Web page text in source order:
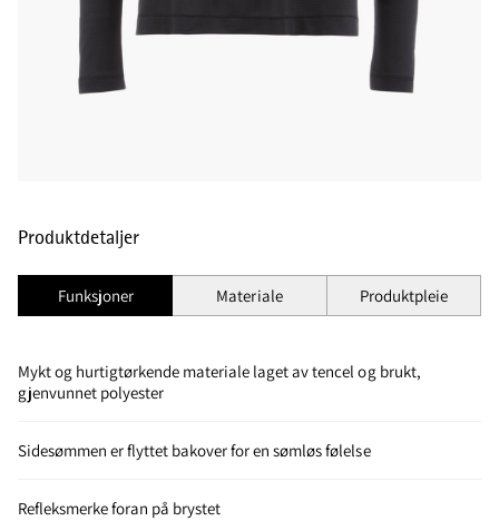
Produktdetaljer
Funksjoner Materiale Produktpleie
Mykt og hurtigtørkende materiale laget av tencel og brukt,
gjenvunnet polyester
Sidesømmen er flyttet bakover for en sømløs følelse
Refleksmerke foran på brystet